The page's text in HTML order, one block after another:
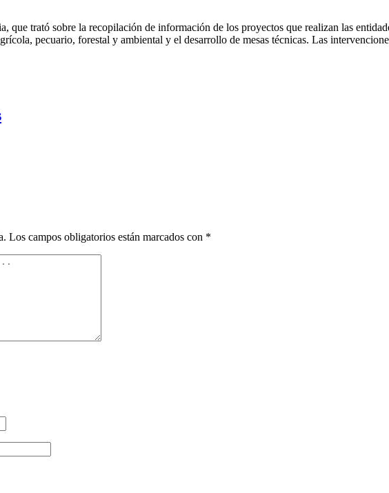
que trató sobre la recopilación de información de los proyectos que realizan las
pecuario, forestal y ambiental y el desarrollo de mesas técnicas. Las
Los campos obligatorios están marcados con *